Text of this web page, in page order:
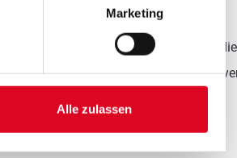
Marketing
Alle zulassen
später Posaune, auf welcher ich
meine Leidenschaft für Musik in